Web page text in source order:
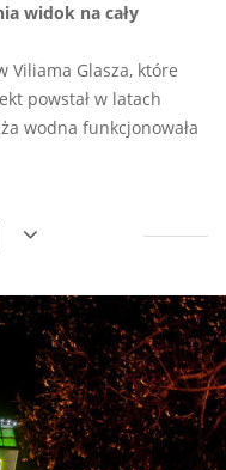
widok na cały
Viliama Glasza, które
powstał w latach
wodna funkcjonowała